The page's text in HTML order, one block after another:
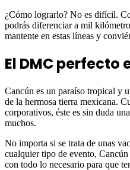
¿Cómo lograrlo? No es difícil.
podrás diferenciar a mil
mantente en estas líneas y
El DMC perfecto
Cancún es un paraíso tropical y
de la hermosa tierra mexicana.
corporativos, éste es sin duda
muchos.
No importa si se trata de unas
cualquier tipo de evento,
con todo lo necesario para que